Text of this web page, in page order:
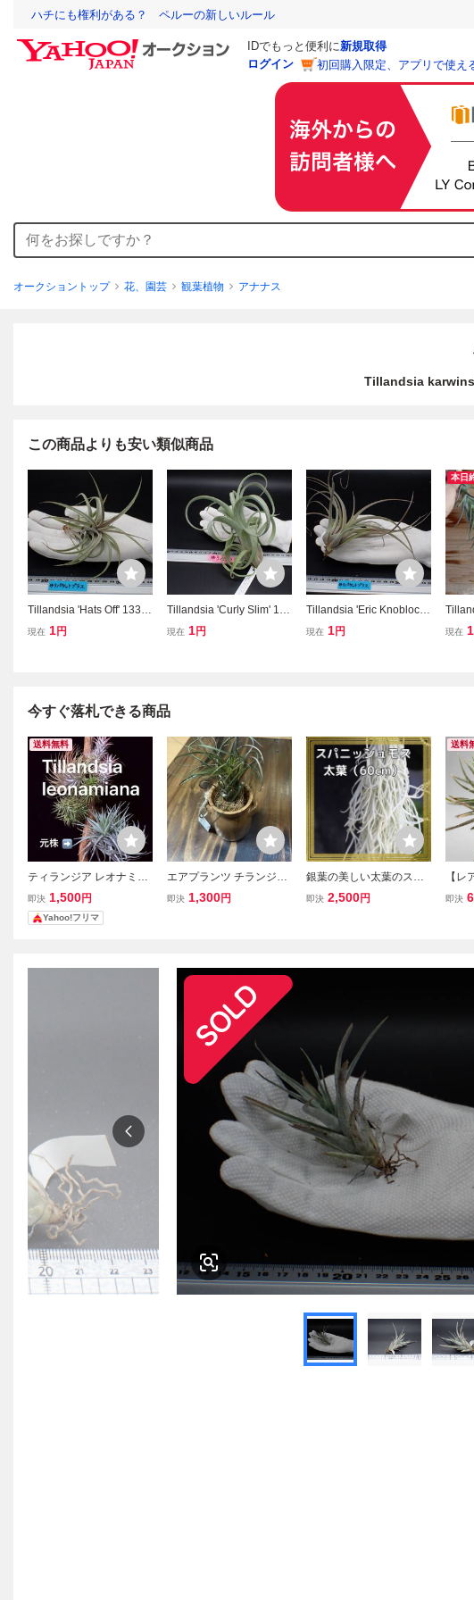
ハチにも権利がある？ ペルーの新しいルール
IDでもっと便利に新規取得
ログイン
初回購入限定、アプリで使え
オークショントップ 花、園芸 観葉植物 アナナス
Tillandsia
この商品よりも安い類似商品
Tillandsia 'Hats Off' 1332
7チランジア ハッツオフ■
現在 1円
Tillandsia 'Curly Slim' 131
10チランジア カーリース
現在 1円
Tillandsia 'Eric Knobloch'
13320チランジア エリッ
現在 1円
本日
geri
現在
今すぐ落札できる商品
送料無料
ティランジア レオナミア
ナ / チランジア エアプラ
ンツ エアープランツ Tilla
ndsia
即決 1,500円
Yahoo!フリマ
エアプランツ チランジア
メラノクラテル、陶器鉢
即決 1,300円
銀葉の美しい太葉のスパ
ニッシュモス 6０cm程度
即決 2,500円
送料
【レ
ナン
即決